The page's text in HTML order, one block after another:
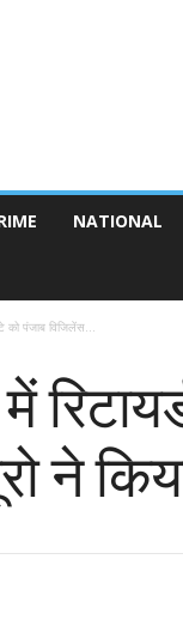
NATIONAL
को पंजाब विजिलेंस...
ने